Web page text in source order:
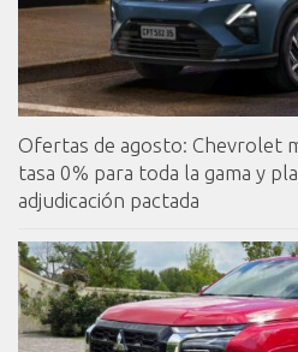
Ofertas de agosto: Chevrolet
tasa 0% para toda la gama y
adjudicación pactada